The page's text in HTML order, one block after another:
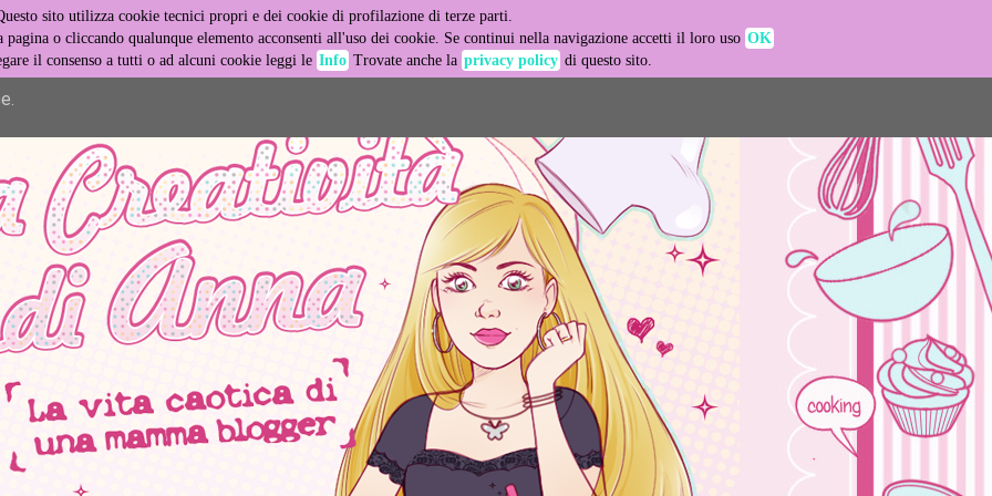
sito utilizza cookie tecnici propri e dei cookie di profilazione di terze parti.
pagina o cliccando qualunque elemento acconsenti all'uso dei cookie. Se continui nella navigazione accetti il loro uso OK
il consenso a tutti o ad alcuni cookie leggi le Info Trovate anche la privacy policy di questo sito.
its services and to analyze traffic. Your IP address and user-agent
and security metrics to ensure quality of service, generate usage
LEARN MORE